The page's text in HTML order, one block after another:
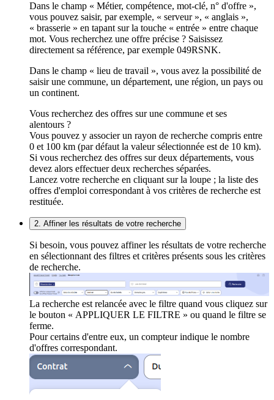
Dans le champ « Métier, compétence, mot-clé, n° d'offre »,
vous pouvez saisir, par exemple, « serveur », « anglais »,
« brasserie » en tapant sur la touche « entrée » entre chaque
mot. Vous recherchez une offre précise ? Saisissez
directement sa référence, par exemple 049RSNK.
Dans le champ « lieu de travail », vous avez la possibilité de
saisir une commune, un département, une région, un pays ou
un continent.
Vous recherchez des offres sur une commune et ses
alentours ?
Vous pouvez y associer un rayon de recherche compris entre
0 et 100 km (par défaut la valeur sélectionnée est de 10 km).
Si vous recherchez des offres sur deux départements, vous
devez alors effectuer deux recherches séparées.
Lancez votre recherche en cliquant sur la loupe ; la liste des
offres d'emploi correspondant à vos critères de recherche est
restituée.
2. Affiner les résultats de votre recherche
Si besoin, vous pouvez affiner les résultats de votre recherche
en sélectionnant des filtres et critères présents sous les critères
de recherche.
La recherche est relancée avec le filtre quand vous cliquez sur
le bouton « APPLIQUER LE FILTRE » ou quand le filtre se
ferme.
Pour certains d'entre eux, un compteur indique le nombre
d'offres correspondant.